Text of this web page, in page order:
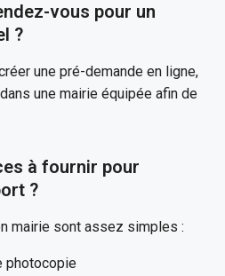
vous pour un
?
une pré-demande en ligne,
une mairie équipée afin de
à fournir pour
?
mairie sont assez simples :
photocopie